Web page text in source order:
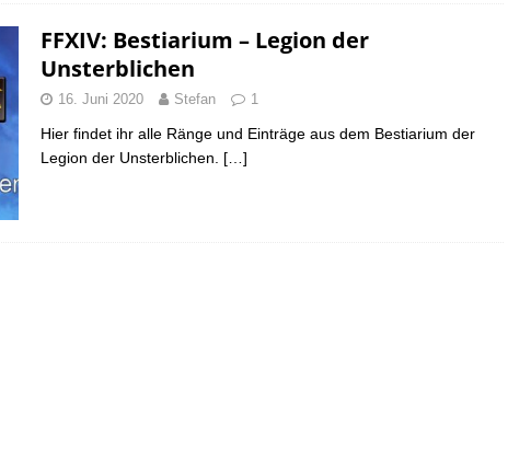
FFXIV: Bestiarium – Legion der
Unsterblichen
16. Juni 2020 Stefan 1
Hier findet ihr alle Ränge und Einträge aus dem Bestiarium der
Legion der Unsterblichen. […]